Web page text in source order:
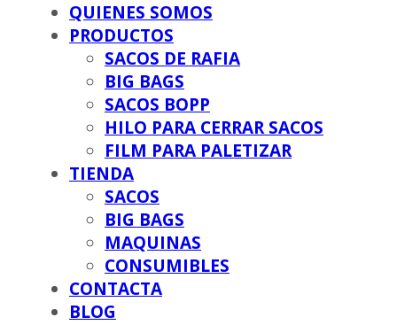
QUIENES SOMOS
PRODUCTOS
SACOS DE RAFIA
BIG BAGS
SACOS BOPP
HILO PARA CERRAR SACOS
FILM PARA PALETIZAR
TIENDA
SACOS
BIG BAGS
MAQUINAS
CONSUMIBLES
CONTACTA
BLOG